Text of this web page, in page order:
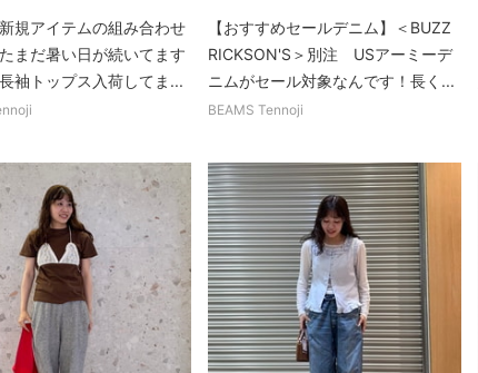
規アイテムの組み合わせ
まだ暑い日が続いてます
袖トップス入荷してま...
【おすすめセールデニム】＜BUZZ
RICKSON'S＞別注 USアーミーデ
ニムがセール対象なんです！長く...
BEAMS Tennoji